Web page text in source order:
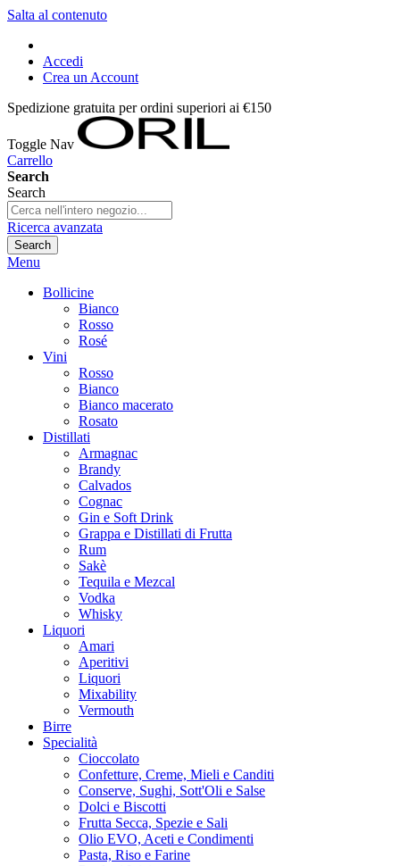
Salta al contenuto
Accedi
Crea un Account
Spedizione gratuita per ordini superiori ai €150
Toggle Nav
Carrello
Search
Search
Ricerca avanzata
Search
Menu
Bollicine
Bianco
Rosso
Rosé
Vini
Rosso
Bianco
Bianco macerato
Rosato
Distillati
Armagnac
Brandy
Calvados
Cognac
Gin e Soft Drink
Grappa e Distillati di Frutta
Rum
Sakè
Tequila e Mezcal
Vodka
Whisky
Liquori
Amari
Aperitivi
Liquori
Mixability
Vermouth
Birre
Specialità
Cioccolato
Confetture, Creme, Mieli e Canditi
Conserve, Sughi, Sott'Oli e Salse
Dolci e Biscotti
Frutta Secca, Spezie e Sali
Olio EVO, Aceti e Condimenti
Pasta, Riso e Farine